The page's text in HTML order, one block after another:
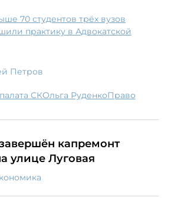
70 студентов трёх вузов
практику в Адвокатской
Петров
СК Ольга Руденко право
капремонт
улице Луговая